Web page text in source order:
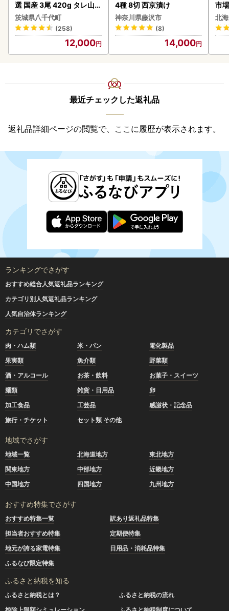
選 国産 3尾 420g タレ山椒
付き うな重 ひつまぶし 訳
あり 茨城 ウナギ 鰻 個包装
人気 美味しい 小分け 八千
茨城県八千代町
(258)
12,000
4種 8切 西京漬け
神奈川県藤沢市
(8)
14,000
市
貝
北
最近チェックした返礼品
返礼品詳細ページの閲覧で、ここに履歴が表示されます。
ランキングでさがす
おすすめ総合人気返礼品ランキング
カテゴリ別人気返礼品ランキング
人気自治体ランキング
カテゴリでさがす
肉・ハム類 米・パン
電化製品
果実類
魚介類
野菜類
酒・アルコール
お茶・飲料
お菓子・スイーツ
麺類
雑貨・日用品
卵
加工食品
工芸品
感謝状・記念品
旅行・チケット
セット類 その他
地域でさがす
地域一覧 北海道地方
東北地方
関東地方
中部地方
近畿地方
中国地方
四国地方 九州地方
おすすめ特集でさがす
おすすめ特集一覧
訳あり返礼品特集
担当者おすすめ特集
定期便特集
地元が誇る家電特集
日用品・消耗品特集
ふるなび限定特集
ふるさと納税を知る
ふるさと納税とは？
ふるさと納税の流れ